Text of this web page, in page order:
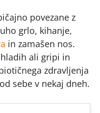
povezane z
grlo, kihanje,
in zamašen nos.
ali gripi in
zdravljenja
sebe v nekaj dneh.